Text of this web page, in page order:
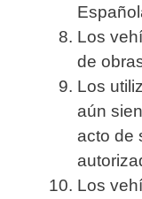
Los
de
Los
aún
acto de
Los